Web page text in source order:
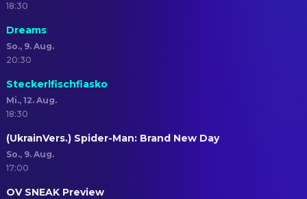
18:30
Dreams
So., 9. Aug.
20:30
Steckerlfischfiasko
Mi., 12. Aug.
18:30
(UkrainVers.) Spider-Man: Brand New Day
So., 9. Aug.
17:00
OV SNEAK Preview